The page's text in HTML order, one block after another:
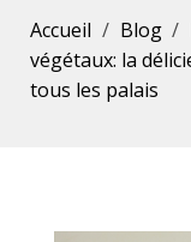
Accueil Blog
végétaux: la
tous les palais